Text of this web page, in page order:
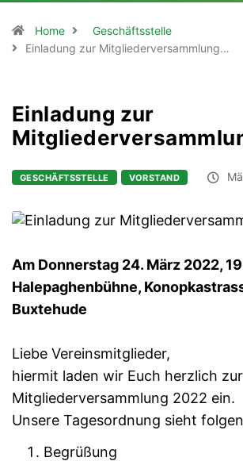
Home
Geschäftsstelle
Einladung zur Mitgliederversammlung…
Einladung zur
GESCHÄFTSSTELLE VORSTAND
Am Donnerstag 24. März 2022,
Halepaghenbühne,
Buxtehude
Liebe Vereinsmitglieder,
hiermit laden wir Euch herzlich zur
Mitgliederversammlung 2022 ein.
Unsere Tagesordnung sieht
Begrüßung